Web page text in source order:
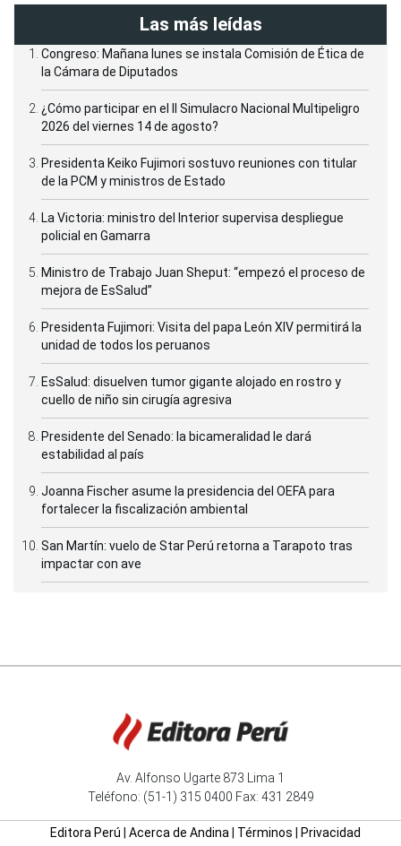
Las más leídas
Congreso: Mañana lunes se instala Comisión de Ética de
la Cámara de Diputados
¿Cómo participar en el II Simulacro Nacional Multipeligro
2026 del viernes 14 de agosto?
Presidenta Keiko Fujimori sostuvo reuniones con titular
de la PCM y ministros de Estado
La Victoria: ministro del Interior supervisa despliegue
policial en Gamarra
Ministro de Trabajo Juan Sheput: “empezó el proceso de
mejora de EsSalud”
Presidenta Fujimori: Visita del papa León XIV permitirá la
unidad de todos los peruanos
EsSalud: disuelven tumor gigante alojado en rostro y
cuello de niño sin cirugía agresiva
Presidente del Senado: la bicameralidad le dará
estabilidad al país
Joanna Fischer asume la presidencia del OEFA para
fortalecer la fiscalización ambiental
San Martín: vuelo de Star Perú retorna a Tarapoto tras
impactar con ave
Av. Alfonso Ugarte 873 Lima 1
Teléfono: (51-1) 315 0400 Fax: 431 2849
Editora Perú Acerca de Andina Términos
Privacidad